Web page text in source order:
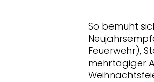
So bemüht
Feuerwehr),
mehrtägiger